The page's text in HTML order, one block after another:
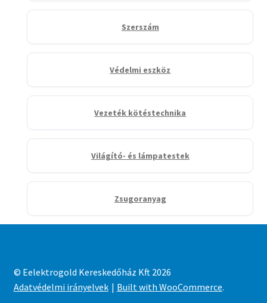
Szerszám
Védelmi eszköz
Vezeték kötéstechnika
Világító- és lámpatestek
Zsugoranyag
© Eelektrogold Kereskedőház Kft 2026
Adatvédelmi irányelvek
Built with WooCommerce.